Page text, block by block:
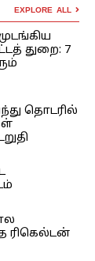
EXPLORE ALL
துறை: 7
தொடரில்
ரிகெல்டன்